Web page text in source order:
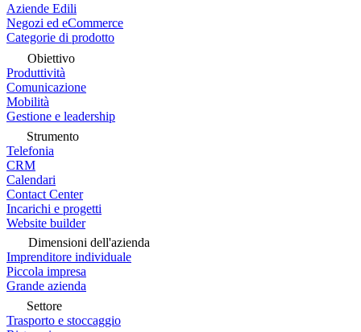
Aziende Edili
Negozi ed eCommerce
Categorie di prodotto
Obiettivo
Produttività
Comunicazione
Mobilità
Gestione e leadership
Strumento
Telefonia
CRM
Calendari
Contact Center
Incarichi e progetti
Website builder
Dimensioni dell'azienda
Imprenditore individuale
Piccola impresa
Grande azienda
Settore
Trasporto e stoccaggio